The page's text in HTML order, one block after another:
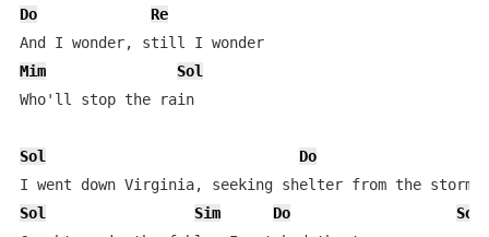
Do
Re
And I wonder, still I wonder
Mim
Sol
Who'll stop the rain
Sol Do
Sol
Sim Do
Sol